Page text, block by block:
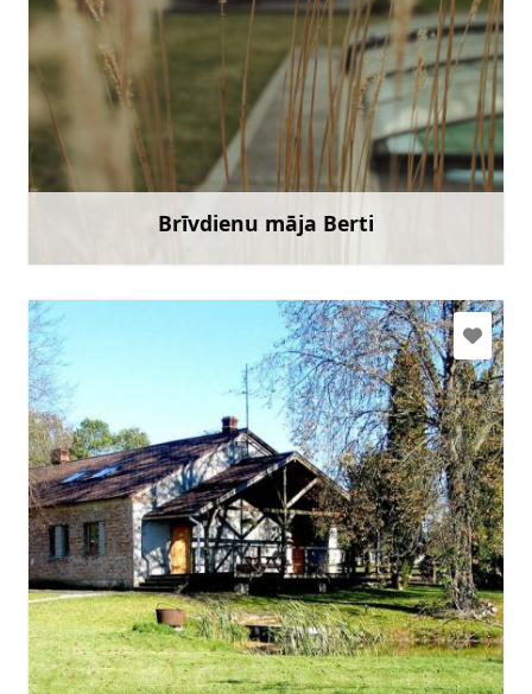
Brīvdienu māja Berti
seasideapartmentsroja@gmail.com
+371 20203121